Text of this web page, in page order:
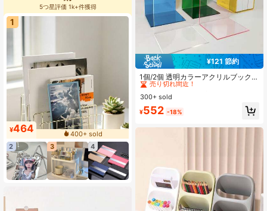
5つ星評価 1k+件獲得
1
¥464
400+ sold
2
3 4
¥121 節約
1個/2個 透明カラーアクリルブックエ
ンド、厚手滑り止め透明L字型デスク
トップ雑誌ブックホルダー、オフィ
スデスクオーガナイザー、調整可能
な省スペース設計、ホーム、オフィ
ス、学校、新学期シーズン、ホーム
デコレーションに適しています
#2 ベストセラー に ブックエンド
売り切れ間近！
#2 ベストセラー に ブックエンド
売り切れ間近！
#2 ベストセラー に ブックエンド
売り切れ間近！
#2 ベストセラー
300+ sold
¥552 -18%